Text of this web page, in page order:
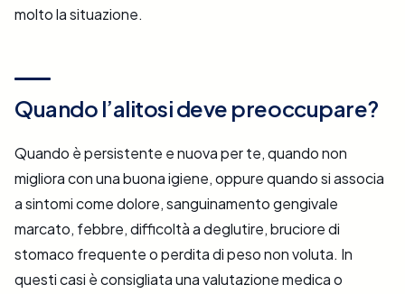
molto la situazione.
Quando l’alitosi deve preoccupare?
Quando è persistente e nuova per te, quando non
migliora con una buona igiene, oppure quando si associa
a sintomi come dolore, sanguinamento gengivale
marcato, febbre, difficoltà a deglutire, bruciore di
stomaco frequente o perdita di peso non voluta. In
questi casi è consigliata una valutazione medica o